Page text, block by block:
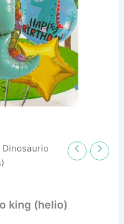
Dinosaurio
king (helio)